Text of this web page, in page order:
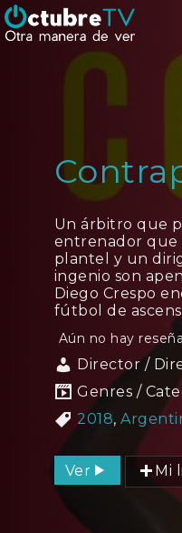
Un árbitro que
entrenador que
plantel y un
ingenio son
Diego Crespo
fútbol de
Aún no hay
Director /
Genres /
2018,
Ver Mi